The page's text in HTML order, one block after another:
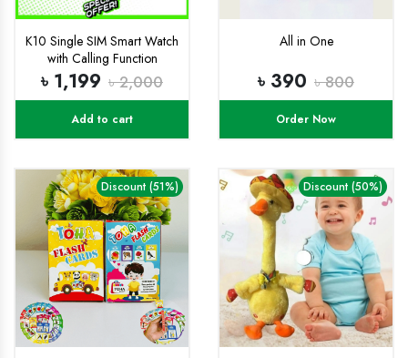
K10 Single SIM Smart Watch
with Calling Function
৳ 1,199 ৳ 2,000
Add to cart
All in One
৳ 390 ৳ 800
Order Now
Discount (51%) Discount (50%)